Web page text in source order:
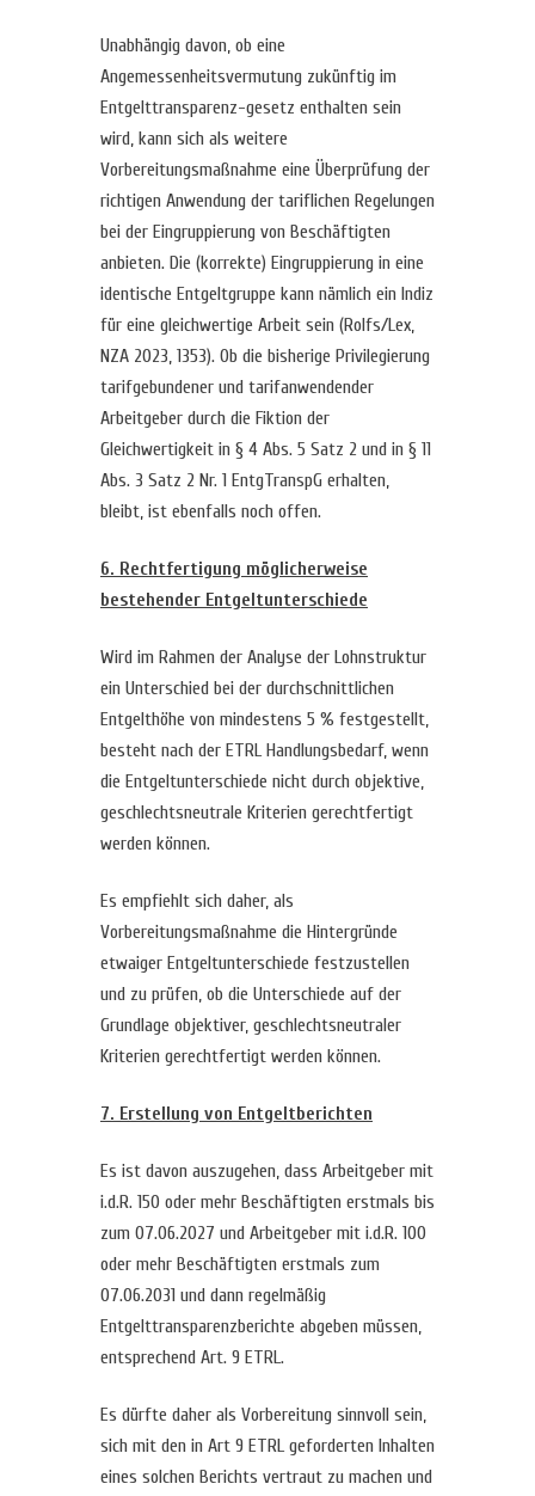
Unabhängig davon, ob eine
Angemessenheitsvermutung zukünftig im
Entgelttransparenz-gesetz enthalten sein
wird, kann sich als weitere
Vorbereitungsmaßnahme eine Überprüfung der
richtigen Anwendung der tariflichen Regelungen
bei der Eingruppierung von Beschäftigten
anbieten. Die (korrekte) Eingruppierung in eine
identische Entgeltgruppe kann nämlich ein Indiz
für eine gleichwertige Arbeit sein (Rolfs/Lex,
NZA 2023, 1353). Ob die bisherige Privilegierung
tarifgebundener und tarifanwendender
Arbeitgeber durch die Fiktion der
Gleichwertigkeit in § 4 Abs. 5 Satz 2 und in § 11
Abs. 3 Satz 2 Nr. 1 EntgTranspG erhalten,
bleibt, ist ebenfalls noch offen.
6. Rechtfertigung möglicherweise
bestehender Entgeltunterschiede
Wird im Rahmen der Analyse der Lohnstruktur
ein Unterschied bei der durchschnittlichen
Entgelthöhe von mindestens 5 % festgestellt,
besteht nach der ETRL Handlungsbedarf, wenn
die Entgeltunterschiede nicht durch objektive,
geschlechtsneutrale Kriterien gerechtfertigt
werden können.
Es empfiehlt sich daher, als
Vorbereitungsmaßnahme die Hintergründe
etwaiger Entgeltunterschiede festzustellen
und zu prüfen, ob die Unterschiede auf der
Grundlage objektiver, geschlechtsneutraler
Kriterien gerechtfertigt werden können.
7. Erstellung von Entgeltberichten
Es ist davon auszugehen, dass Arbeitgeber mit
i.d.R. 150 oder mehr Beschäftigten erstmals bis
zum 07.06.2027 und Arbeitgeber mit i.d.R. 100
oder mehr Beschäftigten erstmals zum
07.06.2031 und dann regelmäßig
Entgelttransparenzberichte abgeben müssen,
entsprechend Art. 9 ETRL.
Es dürfte daher als Vorbereitung sinnvoll sein,
sich mit den in Art 9 ETRL geforderten Inhalten
eines solchen Berichts vertraut zu machen und